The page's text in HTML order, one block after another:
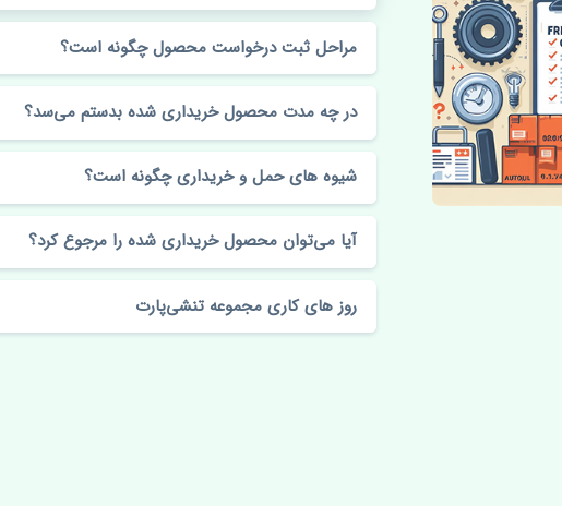
مراحل ثبت درخواست محصول چگونه است؟
در چه مدت محصول خریداری شده بدستم می‌سد؟
شیوه های حمل و خریداری چگونه است؟
آیا می‌توان محصول خریداری شده را مرجوع کرد؟
روز های کاری مجموعه تنشی‌پارت